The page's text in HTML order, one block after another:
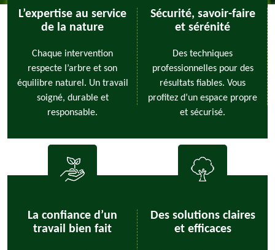
L’expertise au service
de la nature
Chaque intervention
respecte l’arbre et son
équilibre naturel. Un travail
soigné, durable et
responsable.
Sécurité, savoir-faire
et sérénité
Des techniques
professionnelles pour des
résultats fiables. Vous
profitez d’un espace propre
et sécurisé.
La confiance d’un
travail bien fait
Des solutions claires
et efficaces